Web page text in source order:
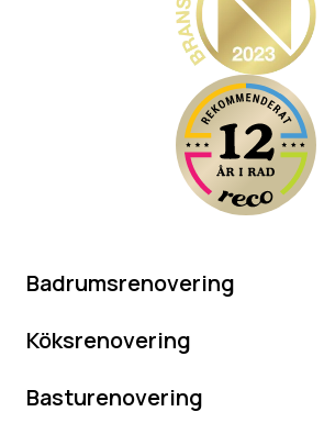
Badrumsrenovering
Köksrenovering
Basturenovering